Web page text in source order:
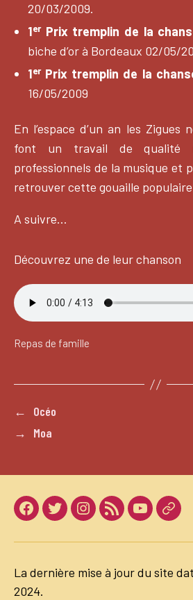
20/03/2009.
1erPrix tremplin de la
biche d’or à Bordeaux 02/05/
1erPrix tremplin de la
16/05/2009
En l’espace d’un an les Zigues
font un travail de qualité
professionnels de la musique et
retrouver cette gouaille
A suivre…
Découvrez une de leur chanson
Repas de famille
←
Océo
→
Moa
Facebook
TwitterInstagram
LinkedInYoutube
La dernière mise à jour du site
2024.